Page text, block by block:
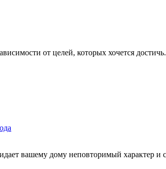
от целей, которых хочется
вашему дому неповторимый характер и